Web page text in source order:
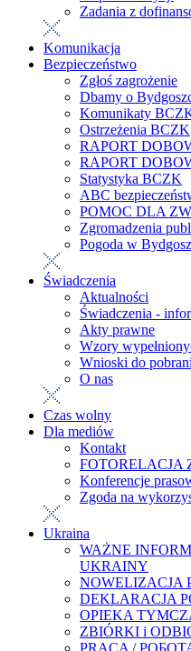
Zadania z
Komunikacja
Bezpieczeństwo
Zgłoś zagrożenie
Dbamy o
Komunikaty
Ostrzeżenia BCZK
RAPORT
RAPORT
Statystyka BCZK
ABC
POMOC DLA
Zgromadzenia
Pogoda w
Świadczenia
Aktualności
Świadczenia -
Akty prawne
Wzory
Wnioski do
O nas
Czas wolny
Dla mediów
Kontakt
FOTORELACJA
Konferencje
Zgoda na
Ukraina
WAŻNE
UKRAINY
NOWELIZACJA
DEKLARACJA
OPIEKA
ZBIÓRKI i
PRACA /